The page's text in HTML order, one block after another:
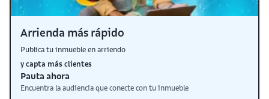
Arrienda más rápido
Publica tu inmueble en arriendo
y capta más clientes
Pauta ahora
Encuentra la audiencia que conecte con tu inmueble